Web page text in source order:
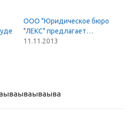
ООО "Юридическое бюро
"ЛЕКС" предлагает…
11.11.2013
ываываыва